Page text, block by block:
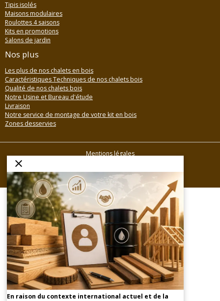
En raison du contexte international actuel et de la
Tipis isolés
Maisons modulaires
Roulottes 4 saisons
Kits en promotions
Salons de jardin
Nos plus
Les plus de nos chalets en bois
Caractéristiques Techniques de nos chalets bois
Qualité de nos chalets bois
Notre Usine et Bureau d'étude
Livraison
Notre service de montage de votre kit en bois
Zones desservies
Mentions légales
Gestion des cookies